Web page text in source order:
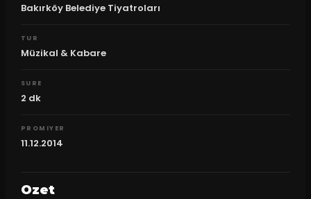
Bakırköy Belediye Tiyatroları
TUR
Müzikal & Kabare
SURE
2 dk
PROMIYER
11.12.2014
Ozet